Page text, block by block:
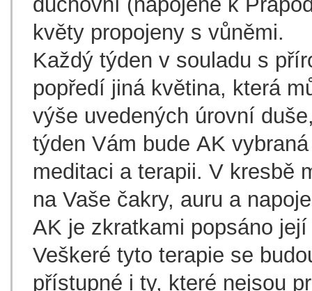
květy propojeny s vůněmi.
Každý týden v souladu s
popředí jiná květina, která
výše uvedených úrovní
týden Vám bude AK
meditaci a terapii. V kresbě
na Vaše čakry, auru a
AK je zkratkami popsáno
Veškeré tyto terapie se
přístupné i ty, které nejsou